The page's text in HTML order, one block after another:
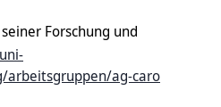
Forschung und
arbeitsgruppen/ag-caro